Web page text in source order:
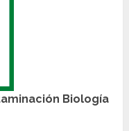
Biología